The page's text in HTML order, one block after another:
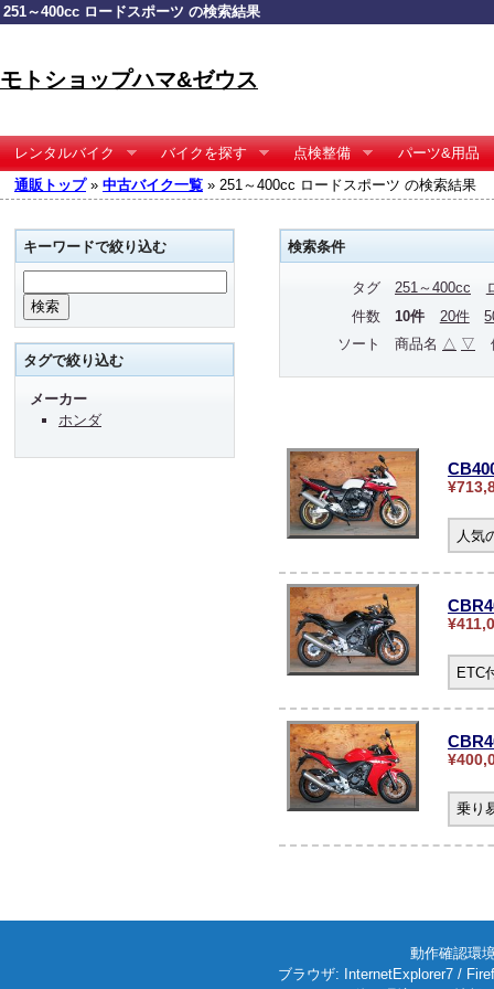
251～400cc ロードスポーツ の検索結果
モトショップハマ&ゼウス
レンタルバイク バイクを探す 点検整備
パーツ&用品
通販トップ» 中古バイク一覧 » 251～400cc ロードスポーツ の検索結果
検索条件
タグ 251～400cc
件数
10件 20件
ソート
商品名 △ ▽
人気
ETC
乗り
キーワードで絞り込む
タグで絞り込む
メーカー
ホンダ
動作確認環
ブラウザ: InternetExplorer7 /